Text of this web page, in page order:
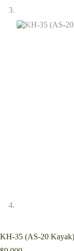
KH-35 (AS-20